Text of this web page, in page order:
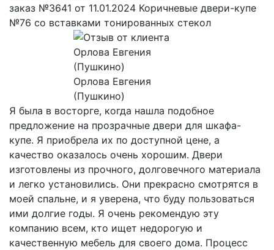
заказ №3641 от 11.01.2024 Коричневые двери-купе
№76 со вставками тонированных стекол
Орлова Евгения
(Пушкино)
Я была в восторге, когда нашла подобное
предложение на прозрачные двери для шкафа-
купе. Я приобрела их по доступной цене, а
качество оказалось очень хорошим. Двери
изготовлены из прочного, долговечного материала
и легко установились. Они прекрасно смотрятся в
моей спальне, и я уверена, что буду пользоваться
ими долгие годы. Я очень рекомендую эту
компанию всем, кто ищет недорогую и
качественную мебель для своего дома. Процесс